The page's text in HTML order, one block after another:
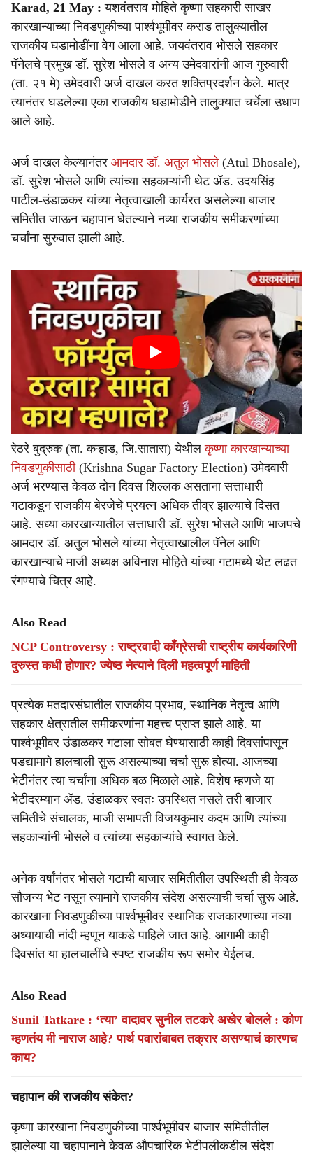
a
r
e
Karad, 21 May : यशवंतराव मोहिते कृष्णा सहकारी साखर
कारखान्याच्या निवडणुकीच्या पार्श्वभूमीवर कराड तालुक्यातील
राजकीय घडामोडींना वेग आला आहे. जयवंतराव भोसले सहकार
पॅनेलचे प्रमुख डॉ. सुरेश भोसले व अन्य उमेदवारांनी आज गुरुवारी
(ता. २१ मे) उमेदवारी अर्ज दाखल करत शक्तिप्रदर्शन केले. मात्र
त्यानंतर घडलेल्या एका राजकीय घडामोडीने तालुक्यात चर्चेला उधाण
आले आहे.
अर्ज दाखल केल्यानंतर आमदार डॉ. अतुल भोसले (Atul Bhosale),
डॉ. सुरेश भोसले आणि त्यांच्या सहकाऱ्यांनी थेट ॲड. उदयसिंह
पाटील-उंडाळकर यांच्या नेतृत्वाखाली कार्यरत असलेल्या बाजार
समितीत जाऊन चहापान घेतल्याने नव्या राजकीय समीकरणांच्या
चर्चांना सुरुवात झाली आहे.
रेठरे बुद्रुक (ता. कऱ्हाड, जि.सातारा) येथीलकृष्णा कारखान्याच्या
निवडणुकीसाठी(Krishna Sugar Factory Election) उमेदवारी
अर्ज भरण्यास केवळ दोन दिवस शिल्लक असताना सत्ताधारी
गटाकडून राजकीय बेरजेचे प्रयत्न अधिक तीव्र झाल्याचे दिसत
आहे. सध्या कारखान्यातील सत्ताधारी डॉ. सुरेश भोसले आणि भाजपचे
आमदार डॉ. अतुल भोसले यांच्या नेतृत्वाखालील पॅनेल आणि
कारखान्याचे माजी अध्यक्ष अविनाश मोहिते यांच्या गटामध्ये थेट लढत
रंगण्याचे चित्र आहे.
Also Read
NCP Controversy : राष्ट्रवादी काँग्रेसची राष्ट्रीय कार्यकारिणी
दुरुस्त कधी होणार? ज्येष्ठ नेत्याने दिली महत्वपूर्ण माहिती
प्रत्येक मतदारसंघातील राजकीय प्रभाव, स्थानिक नेतृत्व आणि
सहकार क्षेत्रातील समीकरणांना महत्त्व प्राप्त झाले आहे. या
पार्श्वभूमीवर उंडाळकर गटाला सोबत घेण्यासाठी काही दिवसांपासून
पडद्यामागे हालचाली सुरू असल्याच्या चर्चा सुरू होत्या. आजच्या
भेटीनंतर त्या चर्चांना अधिक बळ मिळाले आहे. विशेष म्हणजे या
भेटीदरम्यान ॲड. उंडाळकर स्वतः उपस्थित नसले तरी बाजार
समितीचे संचालक, माजी सभापती विजयकुमार कदम आणि त्यांच्या
सहकाऱ्यांनी भोसले व त्यांच्या सहकाऱ्यांचे स्वागत केले.
अनेक वर्षांनंतर भोसले गटाची बाजार समितीतील उपस्थिती ही केवळ
सौजन्य भेट नसून त्यामागे राजकीय संदेश असल्याची चर्चा सुरू आहे.
कारखाना निवडणुकीच्या पार्श्वभूमीवर स्थानिक राजकारणाच्या नव्या
अध्यायाची नांदी म्हणून याकडे पाहिले जात आहे. आगामी काही
दिवसांत या हालचालींचे स्पष्ट राजकीय रूप समोर येईलच.
Also Read
Sunil Tatkare : ‘त्या’ वादावर सुनील तटकरे अखेर बोलले : कोण
म्हणतंय मी नाराज आहे? पार्थ पवारांबाबत तक्रार असण्याचं कारणच
काय?
चहापान की राजकीय संकेत?
कृष्णा कारखाना निवडणुकीच्या पार्श्वभूमीवर बाजार समितीतील
झालेल्या या चहापानाने केवळ औपचारिक भेटीपलीकडील संदेश